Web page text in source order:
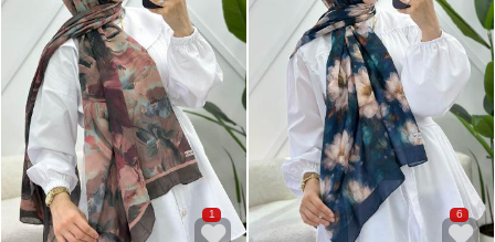
1 6